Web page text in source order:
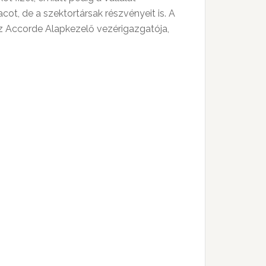
de a szektortársak részvényeit is. A
Alapkezelő vezérigazgatója,